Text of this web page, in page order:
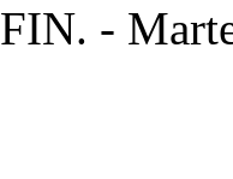
FIN. -